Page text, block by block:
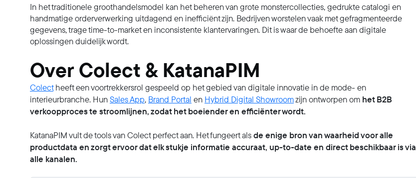
In het traditionele groothandelsmodel kan het beheren van grote monstercollecties, gedrukte catalogi en
handmatige orderverwerking uitdagend en inefficiënt zijn. Bedrijven worstelen vaak met gefragmenteerde
gegevens, trage time-to-market en inconsistente klantervaringen. Dit is waar de behoefte aan digitale
oplossingen duidelijk wordt.
Over Colect & KatanaPIM
Colectheeft een voortrekkersrol gespeeld op het gebied van digitale innovatie in de mode- en
interieurbranche. HunSales App, Brand Portal en Hybrid Digital Showroomzijn ontworpen om het B2B
verkoopproces te stroomlijnen, zodat het boeiender en efficiënter wordt.
KatanaPIM vult de tools van Colect perfect aan. Het fungeert alsde enige bron van waarheid voor alle
productdata en zorgt ervoor dat elk stukje informatie accuraat, up-to-date en direct beschikbaar is via
alle kanalen.